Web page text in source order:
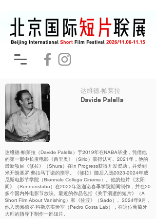
达维德·帕莱拉
Davide Palella
达维德·帕莱拉（Davide Palella）于2019年在NABA毕业，凭借他
的第一部中长度电影《西里奥》（Sirio）获得认可。2021年，他的
最新项目《修拉》（Shura）在In Progress获得开发资助，并受到
米开朗基罗·弗拉马丁诺的指导。《修拉》随后入选2023-2024年威
尼斯电影节学院（Biennale College Cinema）。他的短片《太阳
间》（Sonnenstube）在2022年洛迦诺春季学院期间制作，并在20
多个国内外电影节放映。最近的作品包括《关于消逝的短片》（A
Short Film About Vanishing）和《佐渡》（Sado）。2024年9月，
他入选佩德罗·科斯塔实验室（Pedro Costa Lab），在这位葡萄牙
大师的指导下制作一部短片。